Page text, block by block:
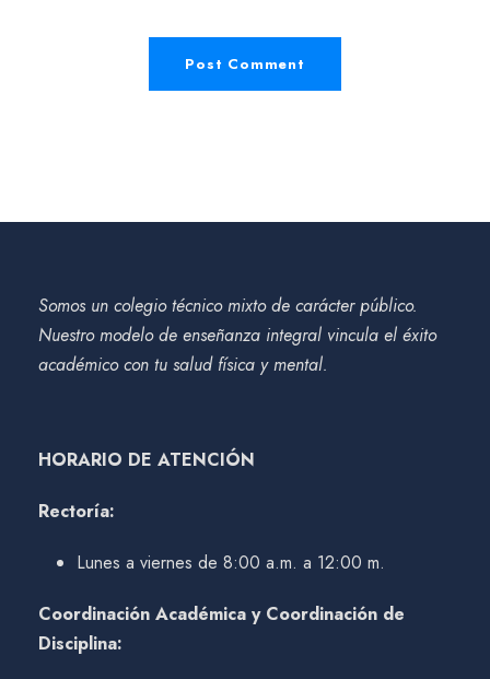
Somos un colegio técnico mixto de carácter público.
Nuestro modelo de enseñanza integral vincula el éxito
académico con tu salud física y mental.
HORARIO DE ATENCIÓN
Rectoría:
Lunes a viernes de 8:00 a.m. a 12:00 m.
Coordinación Académica y Coordinación de
Disciplina: